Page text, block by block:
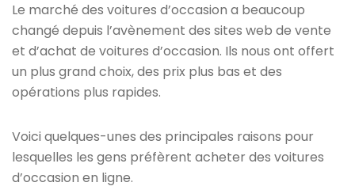
Le marché des voitures d’occasion a beaucoup
changé depuis l’avènement des sites web de vente
et d’achat de voitures d’occasion. Ils nous ont offert
un plus grand choix, des prix plus bas et des
opérations plus rapides.
Voici quelques-unes des principales raisons pour
lesquelles les gens préfèrent acheter des voitures
d’occasion en ligne.